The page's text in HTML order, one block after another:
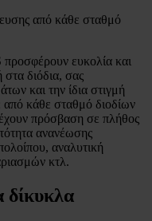
από κάθε σταθμό
προσφέρουν ευκολία και
διόδια, σας
και την ίδια στιγμή
από κάθε σταθμό διοδίων
πρόσβαση σε πλήθος
ανανέωσης
αναλυτική
κτλ.